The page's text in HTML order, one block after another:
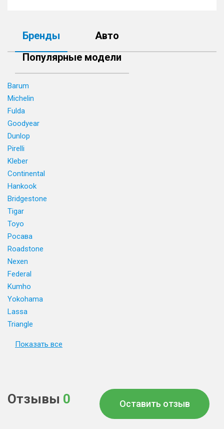
Бренды
Авто
Популярные модели
Barum
Michelin
Fulda
Goodyear
Dunlop
Pirelli
Kleber
Continental
Hankook
Bridgestone
Tigar
Toyo
Росава
Roadstone
Nexen
Federal
Kumho
Yokohama
Lassa
Triangle
Показать все
Отзывы 0 Оставить отзыв